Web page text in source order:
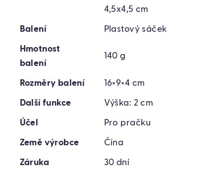
4,5x4,5 cm
Balení Plastový sáček
Hmotnost
balení
140 g
Rozměry balení 16×9×4 cm
Další funkce Výška: 2 cm
Účel Pro pračku
Země výrobce Čína
Záruka 30 dní